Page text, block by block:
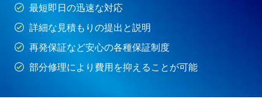
最短即日の迅速な対応
詳細な見積もりの提出と説明
再発保証など安心の各種保証制度
部分修理により費用を抑えることが可能